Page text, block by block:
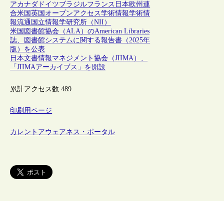
アカナダ ドイツブラジルフランス 日本欧州連
合米国英国 オープンアクセス学術情報学術情
報流通 国立情報学研究所（NII）
米国図書館協会（ALA）のAmerican Libraries
誌、図書館システムに関する報告書（2025年
版）を公表
日本文書情報マネジメント協会（JIIMA）、
「JIIMAアーカイブス」を開設
累計アクセス数:489
印刷用ページ
カレントアウェアネス・ポータル